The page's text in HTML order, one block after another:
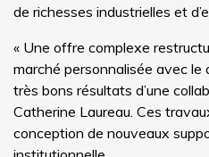
de richesses industrielles et
« Une offre complexe
marché personnalisée avec le
très bons résultats d’une
Catherine Laureau. Ces
conception de nouveaux